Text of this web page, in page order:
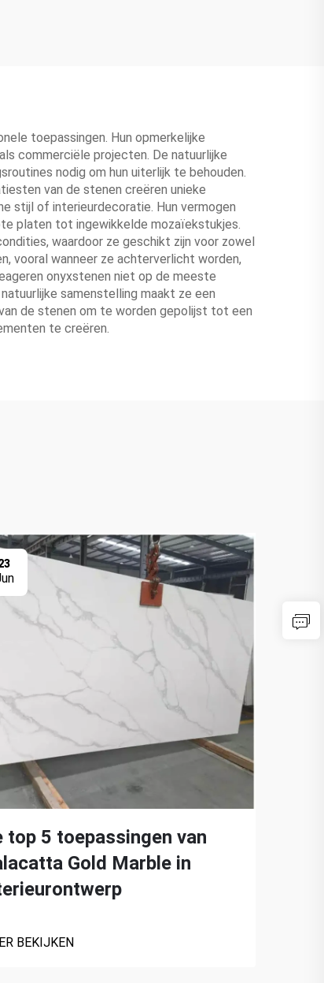
toepassingen. Hun opmerkelijke
commerciële projecten. De natuurlijke
nodig om hun uiterlijk te behouden.
van de stenen creëren unieke
stijl of interieurdecoratie. Hun vermogen
platen tot ingewikkelde mozaïekstukjes.
waardoor ze geschikt zijn voor zowel
vooral wanneer ze achterverlicht worden,
onyxstenen niet op de meeste
samenstelling maakt ze een
de stenen om te worden gepolijst tot een
te creëren.
top 5 toepassingen van
Gold Marble in
BEKIJKEN